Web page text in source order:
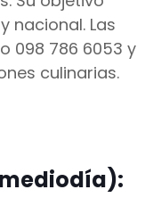
nacional. Las
098 786 6053 y
culinarias.